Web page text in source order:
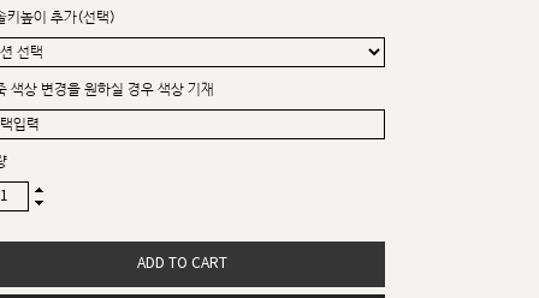
키높이 추가(선택)
색상 변경을 원하실 경우 색상 기재
ADD TO CART